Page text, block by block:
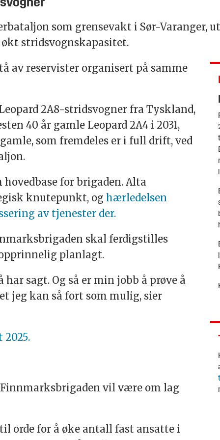
som grensevakt i Sør-Varanger,
stridsvognskapasitet.
av reservister organisert på samme
2A8-stridsvogner fra Tyskland,
40 år gamle Leopard 2A4 i 2031,
som fremdeles er i full drift, ved
for brigaden. Alta
knutepunkt, oghærledelsen
av tjenester der.
skal ferdigstilles
planlagt.
sagt. Og så er min jobb å prøve å
jeg kan så fort som mulig, sier
vil være om lag
orde for å øke antall fast ansatte i